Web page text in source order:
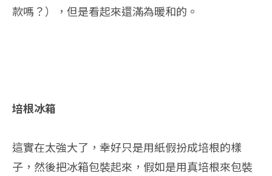
款嗎？），但是看起來還滿為暖和的。
培根冰箱
這實在太強大了，幸好只是用紙假扮成培根的樣
子，然後把冰箱包裝起來，假如是用真培根來包裝